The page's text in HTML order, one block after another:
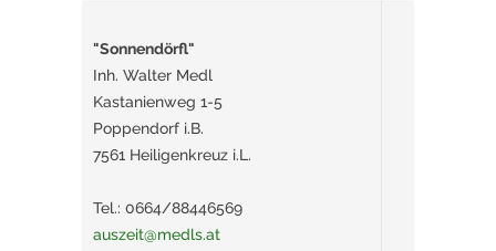
"Sonnendörfl"
Inh. Walter Medl
Kastanienweg 1-5
Poppendorf i.B.
7561 Heiligenkreuz i.L.
Tel.: 0664/88446569
auszeit@medls.at